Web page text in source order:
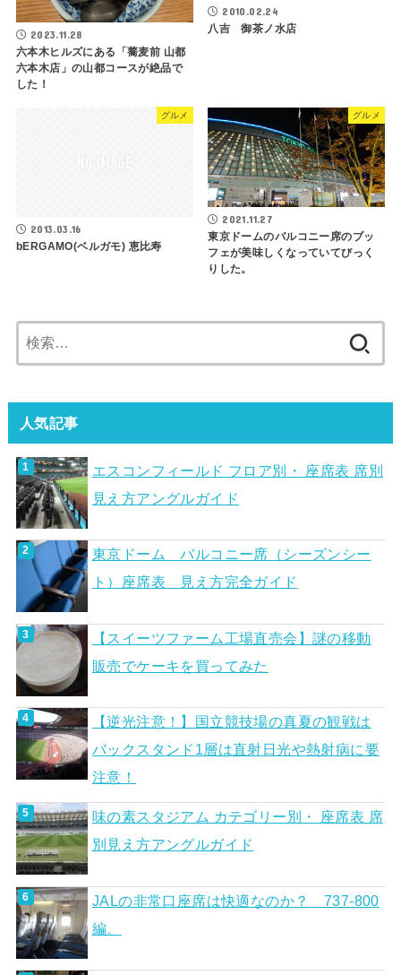
2023.11.28
六本木ヒルズにある「蕎麦前 山都
六本木店」の山都コースが絶品で
した！
2010.02.24
八吉 御茶ノ水店
グルメ
2013.03.16
bERGAMO(ベルガモ) 恵比寿
グルメ
2021.11.27
東京ドームのバルコニー席のブッ
フェが美味しくなっていてびっく
りした。
索:
人気記事
エスコンフィールド フロア別・ 座席表 席別
見え方アングルガイド
東京ドーム バルコニー席（シーズンシー
ト）座席表 見え方完全ガイド
【スイーツファーム工場直売会】謎の移動
販売でケーキを買ってみた
【逆光注意！】国立競技場の真夏の観戦は
バックスタンド1層は直射日光や熱射病に要
注意！
味の素スタジアム カテゴリー別・ 座席表 席
別見え方アングルガイド
JALの非常口座席は快適なのか？ 737-800
編。